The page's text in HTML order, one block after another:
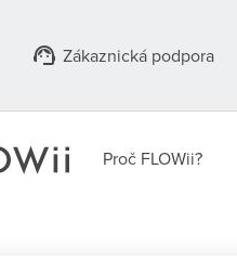
support_agent Zákaznická podpora
Proč FLOWii?